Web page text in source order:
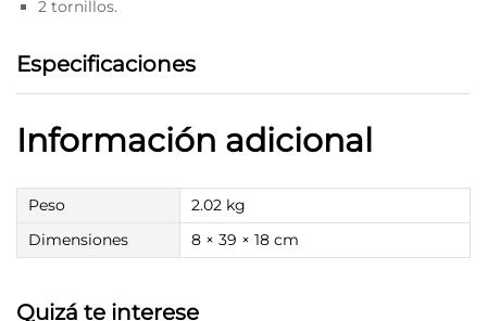
2 tornillos.
Especificaciones
Información adicional
Peso
2.02 kg
Dimensiones
8 × 39 × 18 cm
Quizá te interese